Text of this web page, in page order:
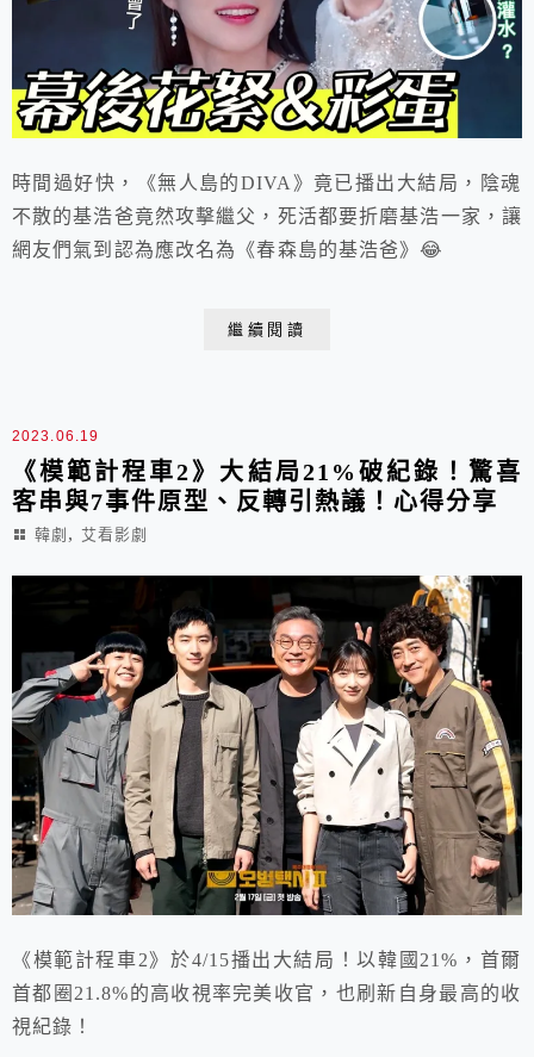
時間過好快，《無人島的DIVA》竟已播出大結局，陰魂
不散的基浩爸竟然攻擊繼父，死活都要折磨基浩一家，讓
網友們氣到認為應改名為《春森島的基浩爸》😂
繼續閱讀
2023.06.19
《模範計程車2》大結局21%破紀錄！驚喜
客串與7事件原型、反轉引熱議！心得分享
韓劇 , 艾看影劇
《模範計程車2》於4/15播出大結局！以韓國21%，首爾
首都圈21.8%的高收視率完美收官，也刷新自身最高的收
視紀錄！